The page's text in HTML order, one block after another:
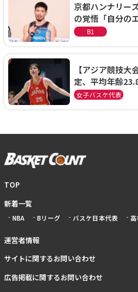
京都ハンナリー
の覚悟「自分の
に、京都に来た
B1
【アジア競技
定、平均年齢
本開催の大舞台
女子バスケ代表
TOP
新着一覧
NBA Bリーグ バスケ日本代表
運営者情報
サイトに関するお問い合わせ
広告掲載に関するお問い合わせ